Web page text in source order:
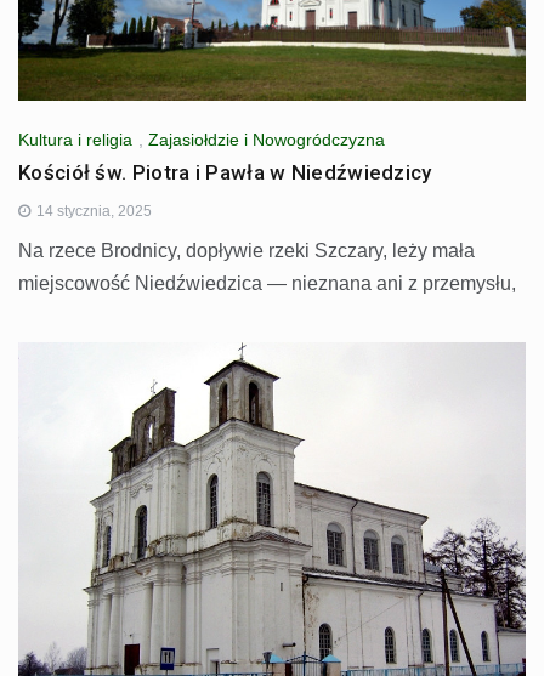
Kultura i religia Zajasiołdzie i Nowogródczyzna
Kościół św. Piotra i Pawła w Niedźwiedzicy
14 stycznia, 2025
Na rzece Brodnicy, dopływie rzeki Szczary, leży mała
miejscowość Niedźwiedzica — nieznana ani z przemysłu,